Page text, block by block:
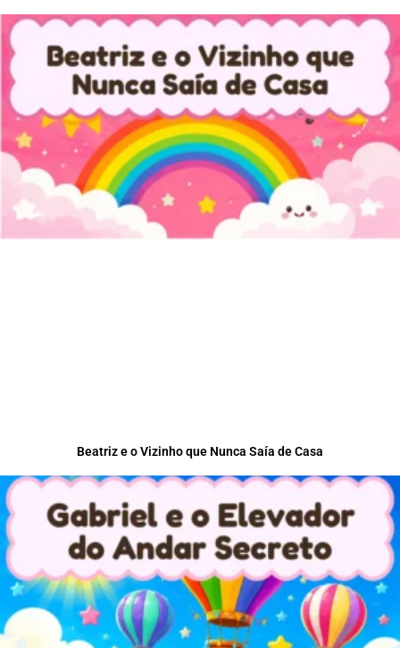
Beatriz e o Vizinho que Nunca Saía de Casa